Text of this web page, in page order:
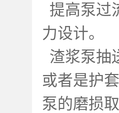
提高泵过
力设计。
渣浆泵抽
或者是护
泵的磨损